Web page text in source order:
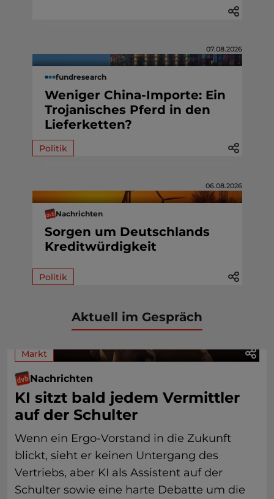
07.08.2026
fundresearch
Weniger China-Importe: Ein
Trojanisches Pferd in den
Lieferketten?
Politik
06.08.2026
Nachrichten
Sorgen um Deutschlands
Kreditwürdigkeit
Politik
Aktuell im Gespräch
Markt
Nachrichten
KI sitzt bald jedem Vermittler
auf der Schulter
Wenn ein Ergo-Vorstand in die Zukunft
blickt, sieht er keinen Untergang des
Vertriebs, aber KI als Assistent auf der
Schulter sowie eine harte Debatte um die